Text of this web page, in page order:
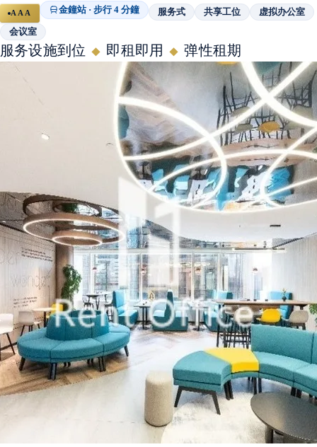
AAA 金鐘站 · 步行 4 分鐘 服务式 共享工位 虚拟办公室
会议室
服务设施到位 ◆ 即租即用 ◆ 弹性租期